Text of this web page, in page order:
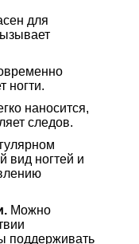
для
ногти.
наносится,
следов.
вид ногтей и
Можно
поддерживать